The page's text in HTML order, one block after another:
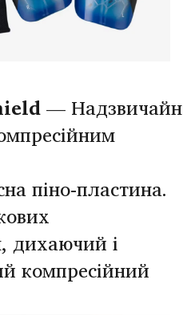
—
піно-пластина.
дихаючий і
компресійний